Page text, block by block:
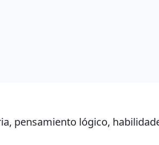
pensamiento lógico,